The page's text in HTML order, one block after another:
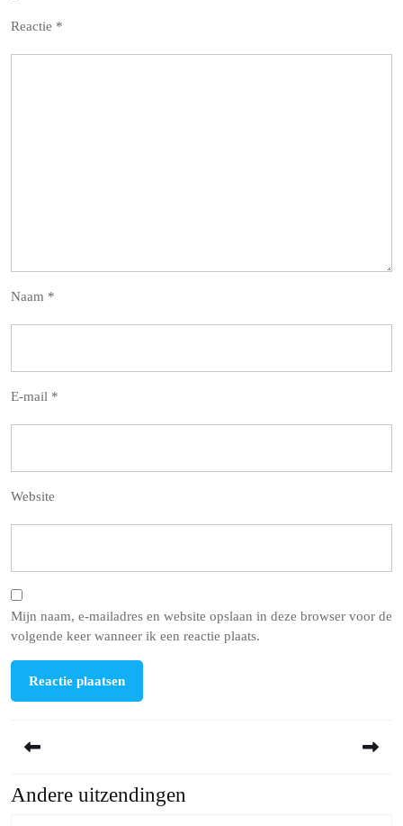
Reactie *
Naam *
E-mail *
Website
Mijn naam, e-mailadres en website opslaan in deze browser voor de
volgende keer wanneer ik een reactie plaats.
Previous
Andere uitzendingen